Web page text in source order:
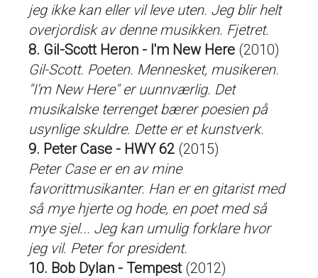
jeg ikke kan eller vil leve uten. Jeg blir helt
overjordisk av denne musikken. Fjetret.
8. Gil-Scott Heron - I'm New Here (2010)
Gil-Scott. Poeten. Mennesket, musikeren.
"I'm New Here" er uunnværlig. Det
musikalske terrenget bærer poesien på
usynlige skuldre. Dette er et kunstverk.
9. Peter Case - HWY 62 (2015)
Peter Case er en av mine
favorittmusikanter. Han er en gitarist med
så mye hjerte og hode, en poet med så
mye sjel... Jeg kan umulig forklare hvor
jeg vil. Peter for president.
10. Bob Dylan - Tempest (2012)